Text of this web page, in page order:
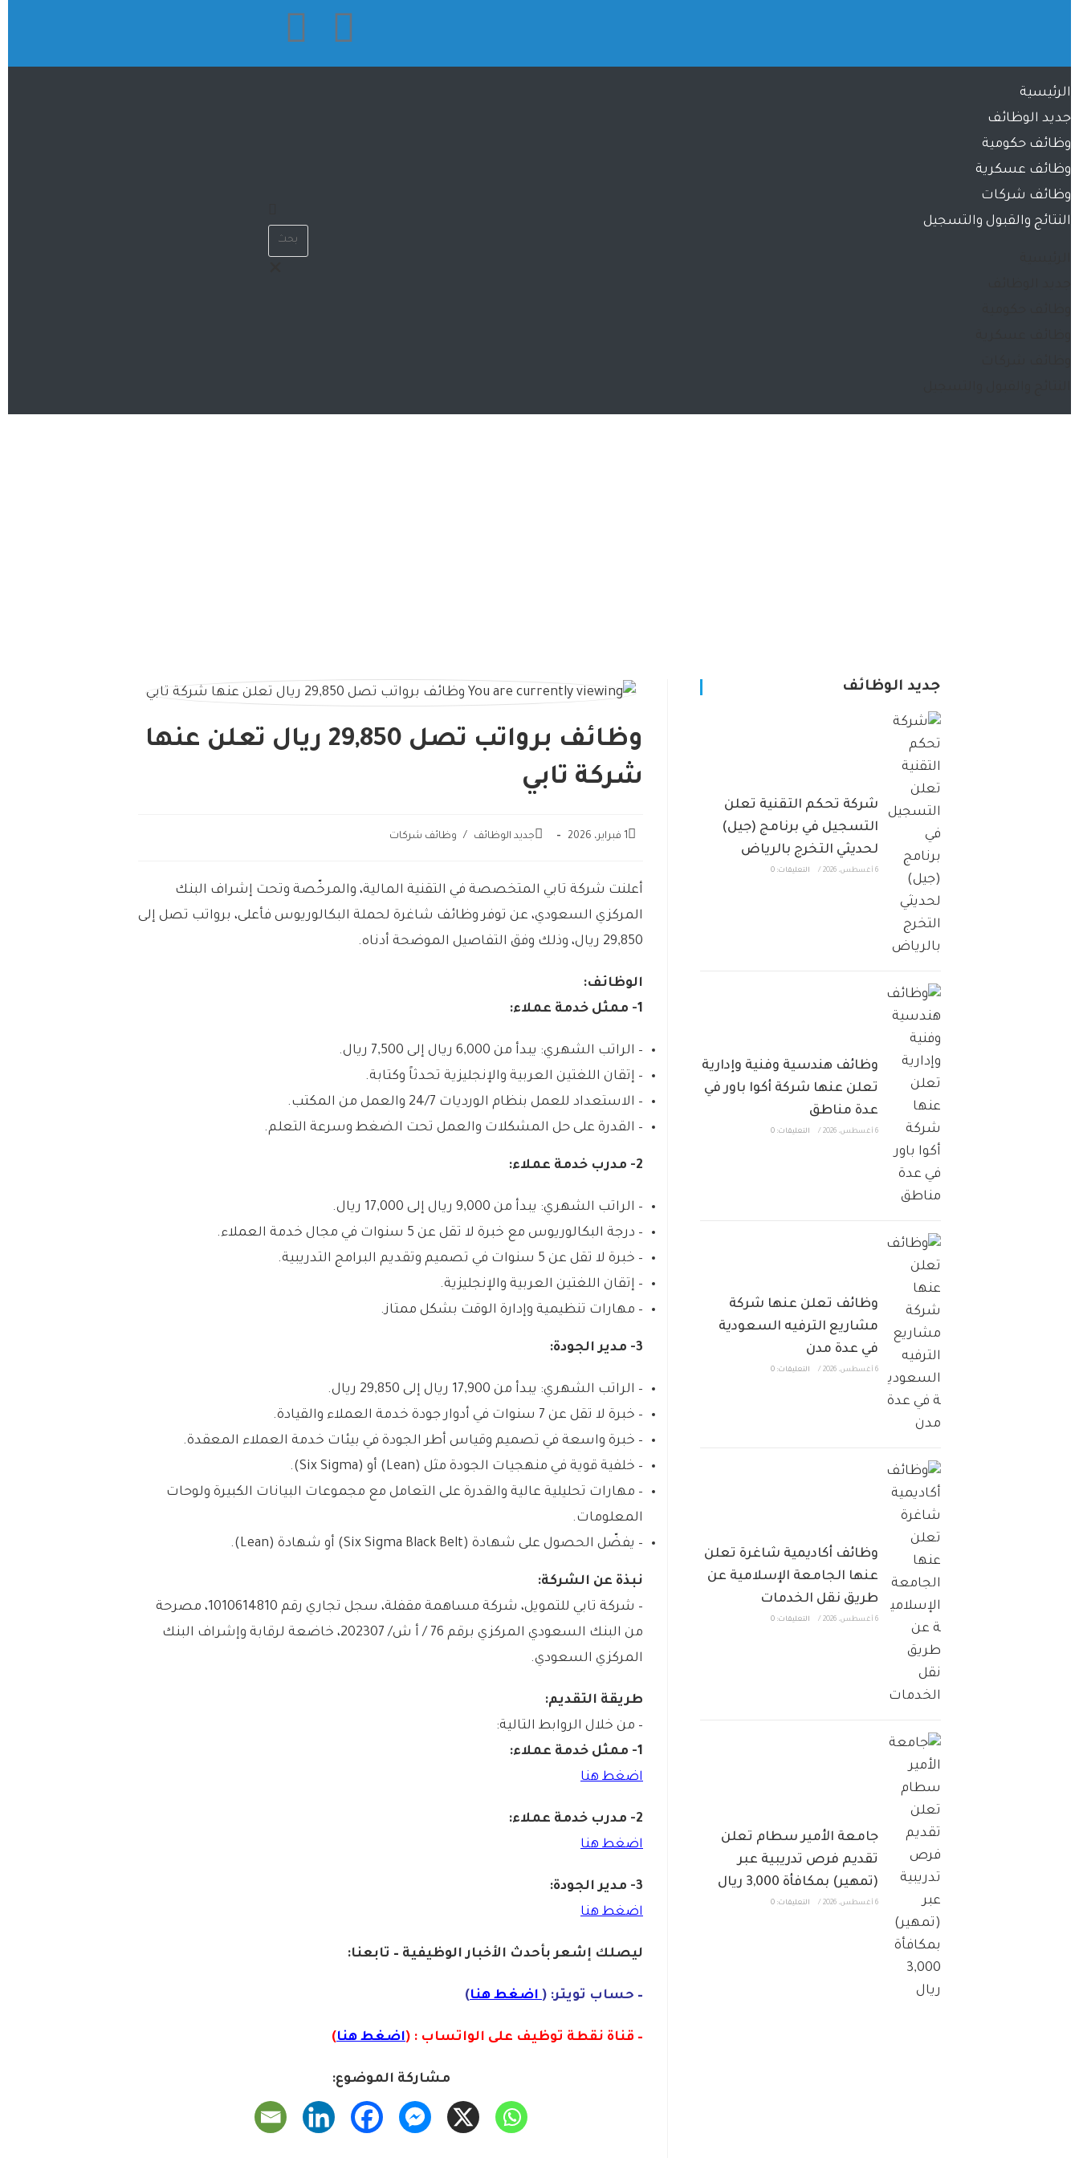
الرئيسية
جديد الوظائف
وظائف حكومية
وظائف عسكرية
وظائف شركات
النتائج والقبول والتسجيل
وظائف برواتب تصل 29,850 ريال تعلن عنها
شركة تابي
1 فبراير، 2026 جديد الوظائف / وظائف شركات
أعلنت شركة تابي المتخصصة في التقنية المالية، والمرخّصة وتحت إشراف البنك
المركزي السعودي، عن توفر وظائف شاغرة لحملة البكالوريوس فأعلى، برواتب تصل إلى
29,850 ريال، وذلك وفق التفاصيل الموضحة أدناه.
الوظائف:
1- ممثل خدمة عملاء:
– الراتب الشهري: يبدأ من 6,000 ريال إلى 7,500 ريال.
– إتقان اللغتين العربية والإنجليزية تحدثاً وكتابة.
– الاستعداد للعمل بنظام الورديات 24/7 والعمل من المكتب.
– القدرة على حل المشكلات والعمل تحت الضغط وسرعة التعلم.
2- مدرب خدمة عملاء:
– الراتب الشهري: يبدأ من 9,000 ريال إلى 17,000 ريال.
– درجة البكالوريوس مع خبرة لا تقل عن 5 سنوات في مجال خدمة العملاء.
– خبرة لا تقل عن 5 سنوات في تصميم وتقديم البرامج التدريبية.
– إتقان اللغتين العربية والإنجليزية.
– مهارات تنظيمية وإدارة الوقت بشكل ممتاز.
3- مدير الجودة:
– الراتب الشهري: يبدأ من 17,900 ريال إلى 29,850 ريال.
– خبرة لا تقل عن 7 سنوات في أدوار جودة خدمة العملاء والقيادة.
– خبرة واسعة في تصميم وقياس أطر الجودة في بيئات خدمة العملاء المعقدة.
– خلفية قوية في منهجيات الجودة مثل (Lean) أو (Six Sigma).
– مهارات تحليلية عالية والقدرة على التعامل مع مجموعات البيانات الكبيرة ولوحات
المعلومات.
– يفضّل الحصول على شهادة (Six Sigma Black Belt) أو شهادة (Lean).
نبذة عن الشركة:
– شركة تابي للتمويل، شركة مساهمة مقفلة، سجل تجاري رقم 1010614810، مصرحة
من البنك السعودي المركزي برقم 76 / أ ش/ 202307، خاضعة لرقابة وإشراف البنك
المركزي السعودي.
طريقة التقديم:
– من خلال الروابط التالية:
1- ممثل خدمة عملاء:
اضغط هنا
2- مدرب خدمة عملاء:
اضغط هنا
3- مدير الجودة:
اضغط هنا
ليصلك إشعربأحدث الأخبار الوظيفية – تابعنا:
– حساب تويتر: (اضغط هنا)
– قناة نقطة توظيف على الواتساب : (اضغط هنا)
مشاركة الموضوع:
جديد الوظائف
شركة تحكم التقنية تعلن
التسجيل في برنامج (جيل)
لحديثي التخرج بالرياض
6 أغسطس، 2026 / التعليقات: 0
وظائف هندسية وفنية وإدارية
تعلن عنها شركة أكوا باور في
عدة مناطق
6 أغسطس، 2026 / التعليقات: 0
وظائف تعلن عنها شركة
مشاريع الترفيه السعودية
في عدة مدن
6 أغسطس، 2026 / التعليقات: 0
وظائف أكاديمية شاغرة تعلن
عنها الجامعة الإسلامية عن
طريق نقل الخدمات
6 أغسطس، 2026 / التعليقات: 0
جامعة الأمير سطام تعلن
تقديم فرص تدريبية عبر
(تمهير) بمكافأة 3,000 ريال
6 أغسطس، 2026 / التعليقات: 0